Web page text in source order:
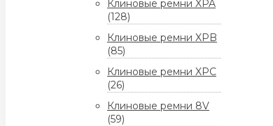
Клиновые ремни XPA
(128)
Клиновые ремни XPB
(85)
Клиновые ремни XPC
(26)
Клиновые ремни 8V
(59)